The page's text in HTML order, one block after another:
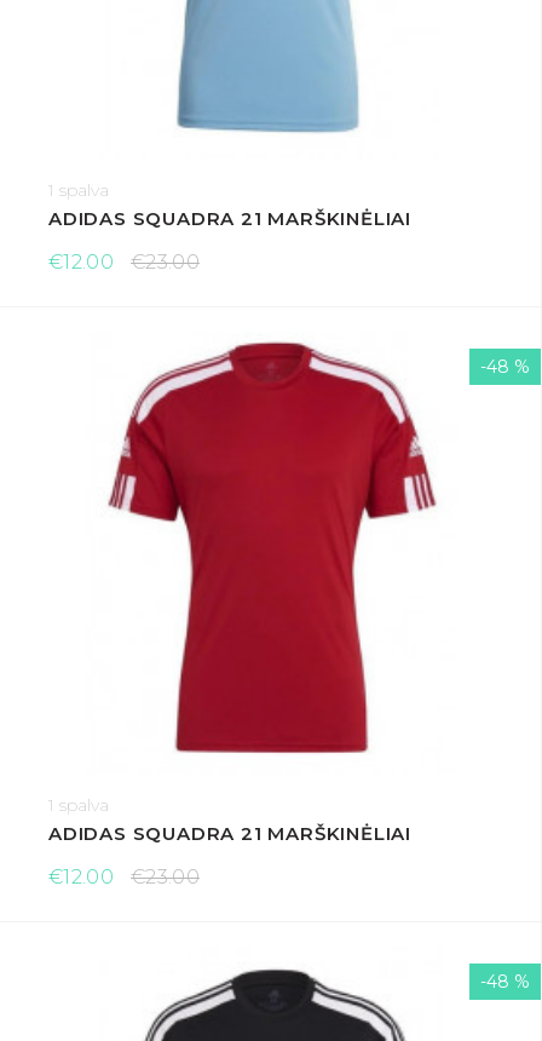
1 spalva
ADIDAS SQUADRA 21 MARŠKINĖLIAI
€12.00
€23.00
1 spalva
ADIDAS SQUADRA 21 MARŠKINĖLIAI
€12.00
€23.00
-48 %
-48 %